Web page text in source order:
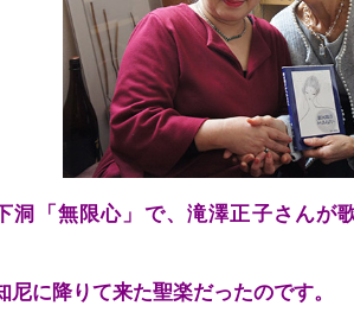
洞「無限心」で、滝澤正子さんが
尼に降りて来た聖楽だったのです。